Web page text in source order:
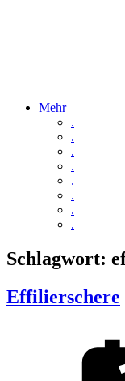
Mehr
.
.
.
.
.
.
.
.
Schlagwort:
Effilierschere